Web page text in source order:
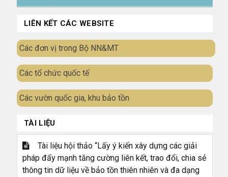
LIÊN KẾT CÁC WEBSITE
Các đơn vị trong Bộ NN&MT
Các tổ chức quốc tế
Các vườn quốc gia, khu bảo tồn
TÀI LIỆU
Tài liệu hội thảo “Lấy ý kiến xây dựng các giải
pháp đẩy mạnh tăng cường liên kết, trao đổi, chia sẻ
thông tin dữ liệu về bảo tồn thiên nhiên và đa dạng